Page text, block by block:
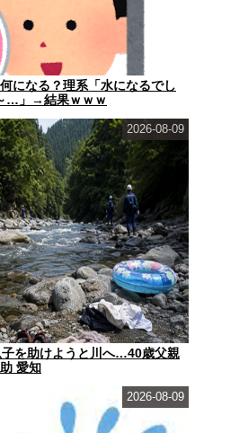
になる？理系「水になるでし
…」→結果ｗｗｗ
子を助けようと川へ…40歳父親
愛知
2026-08-09
2026-08-09